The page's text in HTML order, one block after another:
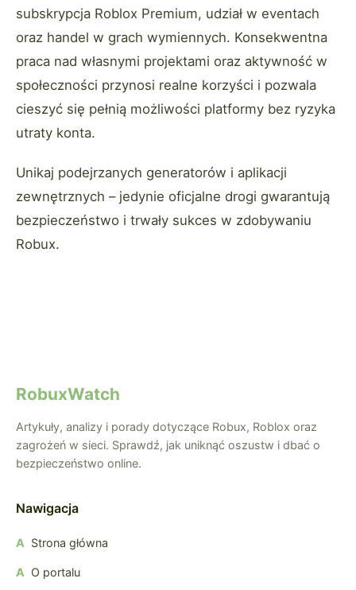
subskrypcja Roblox Premium, udział w eventach
oraz handel w grach wymiennych. Konsekwentna
praca nad własnymi projektami oraz aktywność w
społeczności przynosi realne korzyści i pozwala
cieszyć się pełnią możliwości platformy bez ryzyka
utraty konta.
Unikaj podejrzanych generatorów i aplikacji
zewnętrznych – jedynie oficjalne drogi gwarantują
bezpieczeństwo i trwały sukces w zdobywaniu
Robux.
RobuxWatch
Artykuły, analizy i porady dotyczące Robux, Roblox oraz
zagrożeń w sieci. Sprawdź, jak uniknąć oszustw i dbać o
bezpieczeństwo online.
Nawigacja
Strona główna
O portalu